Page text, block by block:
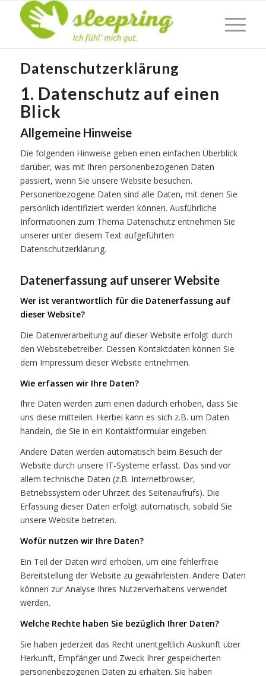
Datenschutzerklärung
1. Datenschutz auf einen
Blick
Allgemeine Hinweise
Die folgenden Hinweise geben einen einfachen Überblick
darüber, was mit Ihren personenbezogenen Daten
passiert, wenn Sie unsere Website besuchen.
Personenbezogene Daten sind alle Daten, mit denen Sie
persönlich identifiziert werden können. Ausführliche
Informationen zum Thema Datenschutz entnehmen Sie
unserer unter diesem Text aufgeführten
Datenschutzerklärung.
Datenerfassung auf unserer Website
Wer ist verantwortlich für die Datenerfassung auf
dieser Website?
Die Datenverarbeitung auf dieser Website erfolgt durch
den Websitebetreiber. Dessen Kontaktdaten können Sie
dem Impressum dieser Website entnehmen.
Wie erfassen wir Ihre Daten?
Ihre Daten werden zum einen dadurch erhoben, dass Sie
uns diese mitteilen. Hierbei kann es sich z.B. um Daten
handeln, die Sie in ein Kontaktformular eingeben.
Andere Daten werden automatisch beim Besuch der
Website durch unsere IT-Systeme erfasst. Das sind vor
allem technische Daten (z.B. Internetbrowser,
Betriebssystem oder Uhrzeit des Seitenaufrufs). Die
Erfassung dieser Daten erfolgt automatisch, sobald Sie
unsere Website betreten.
Wofür nutzen wir Ihre Daten?
Ein Teil der Daten wird erhoben, um eine fehlerfreie
Bereitstellung der Website zu gewährleisten. Andere Daten
können zur Analyse Ihres Nutzerverhaltens verwendet
werden.
Welche Rechte haben Sie bezüglich Ihrer Daten?
Sie haben jederzeit das Recht unentgeltlich Auskunft über
Herkunft, Empfänger und Zweck Ihrer gespeicherten
personenbezogenen Daten zu erhalten. Sie haben